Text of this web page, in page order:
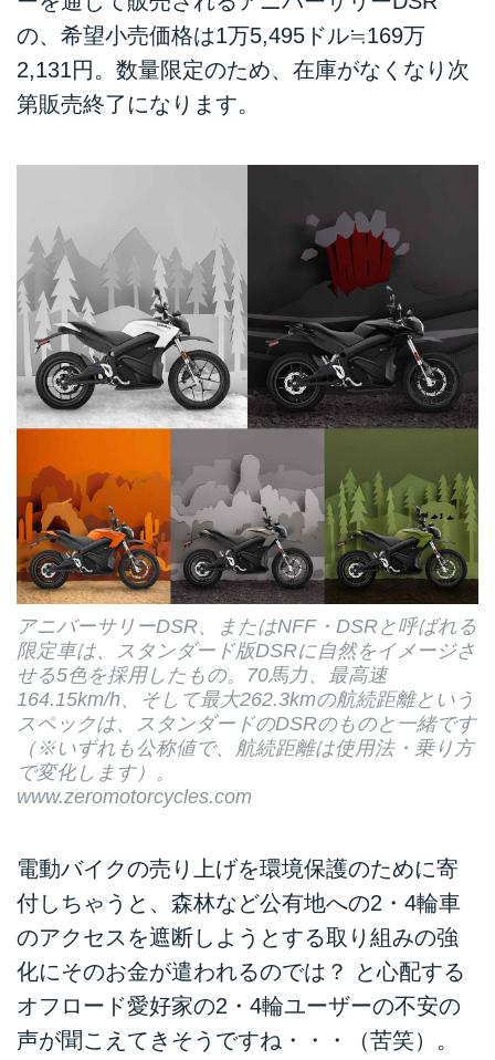
の、希望小売価格は1万5,495ドル≒169万
2,131円。数量限定のため、在庫がなくなり次
第販売終了になります。
アニバーサリーDSR、またはNFF・DSRと呼ばれる
限定車は、スタンダード版DSRに自然をイメージさ
せる5色を採用したもの。70馬力、最高速
164.15km/h、そして最大262.3kmの航続距離という
スペックは、スタンダードのDSRのものと一緒です
（※いずれも公称値で、航続距離は使用法・乗り方
で変化します）。
www.zeromotorcycles.com
電動バイクの売り上げを環境保護のために寄
付しちゃうと、森林など公有地への2・4輪車
のアクセスを遮断しようとする取り組みの強
化にそのお金が遣われるのでは？ と心配する
オフロード愛好家の2・4輪ユーザーの不安の
声が聞こえてきそうですね・・・（苦笑）。